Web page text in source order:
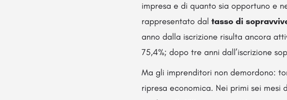
impresa e di quanto sia opportuno e
rappresentato dal tasso di
anno dalla iscrizione risulta ancora
75,4%; dopo tre anni dall’iscrizione
Ma gli imprenditori non demordono:
ripresa economica. Nei primi sei mesi